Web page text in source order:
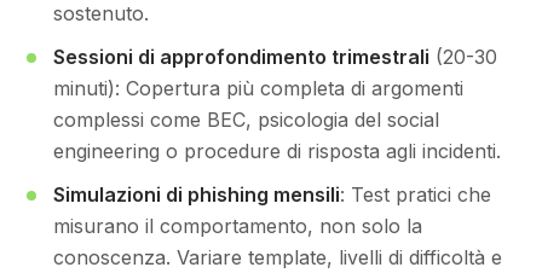
sostenuto.
Sessioni di approfondimento trimestrali (20-30
minuti): Copertura più completa di argomenti
complessi come BEC, psicologia del social
engineering o procedure di risposta agli incidenti.
Simulazioni di phishing mensili: Test pratici che
misurano il comportamento, non solo la
conoscenza. Variare template, livelli di difficoltà e